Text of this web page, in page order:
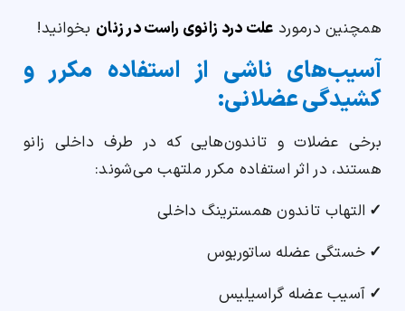
همچنین درمورد علت درد زانوی راست در زنان بخوانید!
آسیب‌های ناشی از استفاده مکرر و
کشیدگی عضلانی:
برخی عضلات و تاندون‌هایی که در طرف داخلی زانو
هستند، در اثر استفاده مکرر ملتهب می‌شوند:
✓ التهاب تاندون همسترینگ داخلی
✓ خستگی عضله ساتوریوس
✓ آسیب عضله گراسیلیس